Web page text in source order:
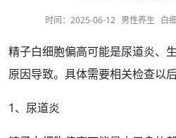
时间： 2025-06-12 男性养生 白
精子白细胞偏高可能是尿道炎、
原因导致。具体需要相关检查以
1、 尿道炎